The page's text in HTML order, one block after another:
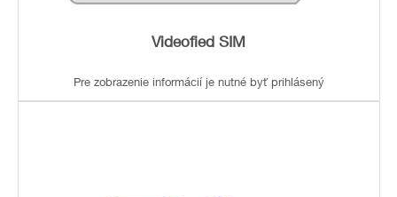
Videofied SIM
Pre zobrazenie informácií je nutné byť prihlásený